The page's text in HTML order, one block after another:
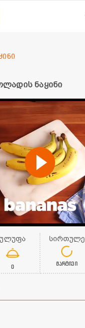
ნაყინი
ულუფა
0
სირთულე
მარტივი